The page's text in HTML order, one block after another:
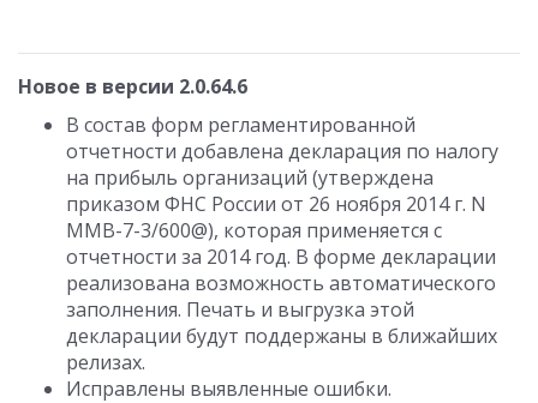
Новое в версии 2.0.64.6
В состав форм регламентированной
отчетности добавлена декларация по налогу
на прибыль организаций (утверждена
приказом ФНС России от 26 ноября 2014 г. N
ММВ-7-3/600@), которая применяется с
отчетности за 2014 год. В форме декларации
реализована возможность автоматического
заполнения. Печать и выгрузка этой
декларации будут поддержаны в ближайших
релизах.
Исправлены выявленные ошибки.